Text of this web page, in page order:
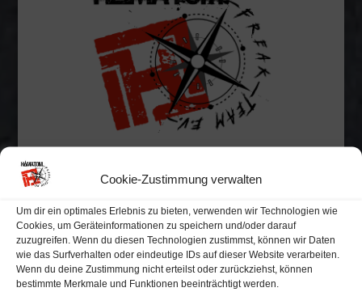
Cookie-Zustimmung verwalten
Um dir ein optimales Erlebnis zu bieten, verwenden wir Technologien wie
Cookies, um Geräteinformationen zu speichern und/oder darauf
zuzugreifen. Wenn du diesen Technologien zustimmst, können wir Daten
wie das Surfverhalten oder eindeutige IDs auf dieser Website verarbeiten.
Wenn du deine Zustimmung nicht erteilst oder zurückziehst, können
bestimmte Merkmale und Funktionen beeinträchtigt werden.
oder Ideen die eingereicht
worden könnt ihr Hier einsehen !